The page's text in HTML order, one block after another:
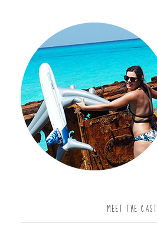
MEET THE CAST